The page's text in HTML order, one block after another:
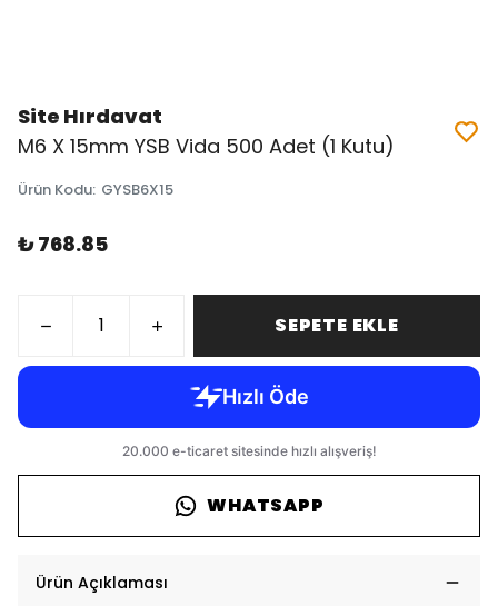
Site Hırdavat
M6 X 15mm YSB Vida 500 Adet (1 Kutu)
Ürün Kodu: GYSB6X15
₺ 768.85
SEPETE EKLE
WHATSAPP
Ürün Açıklaması